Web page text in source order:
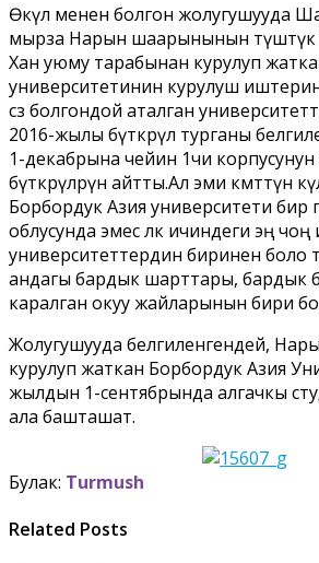
Өкүл менен болгон жолугушууда
мырза Нарын шаарынынын түштүк
Хан уюму тарабынан курулуп
университетинин курулуш
сөз болгондой аталган
2016-жылы бүткөрүлө турганы
1-декабрына чейин 1чи
бүткөрүлөөрүн айтты.Ал эми өкмөттүн
Борбордук Азия университети бир
облусунда эмес өлкө ичиндеги эң чоң
университеттердин биринен боло
андагы бардык шарттары, бардык
каралган окуу жайларынын бири
Жолугушууда белгиленгендей,
курулуп жаткан Борбордук Азия
жылдын 1-сентябрында алгачкы
ала башташат.
Булак: Turmush
Related Posts